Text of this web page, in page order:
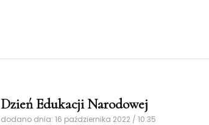
Dzień Edukacji Narodowej
dodano dnia: 16 października 2022 / 10:35